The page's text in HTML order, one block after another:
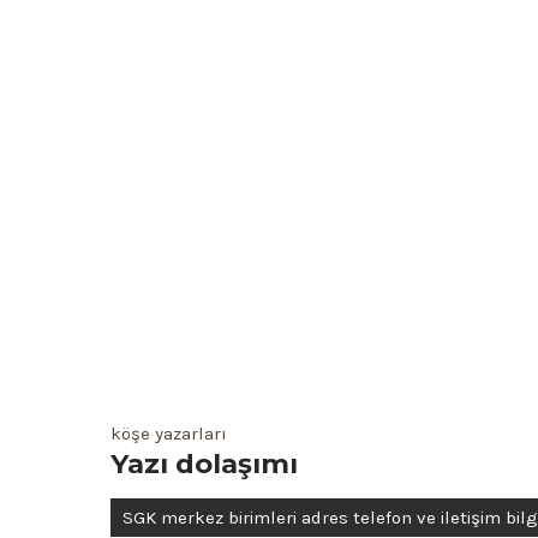
köşe yazarları
Yazı dolaşımı
SGK merkez birimleri adres telefon ve iletişim